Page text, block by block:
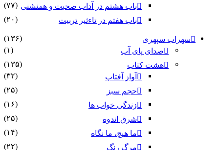
باب هشتم در آداب صحبت و همنشنى (۷۷)
باب هفتم در تاءثیر تربیت
(۲۰)
سهراب سپهری
(۱۳۶)
صدای پای آب
(۱)
هشت کتاب
(۱۳۵)
آواز آفتاب
(۳۲)
حجم سبز
(۲۵)
زندگی خواب ها
(۱۶)
شرق اندوه
(۲۵)
ما هیچ، ما نگاه
(۱۴)
مرگ رنگ
(۲۲)